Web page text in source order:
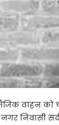
वाहन को
निवासी